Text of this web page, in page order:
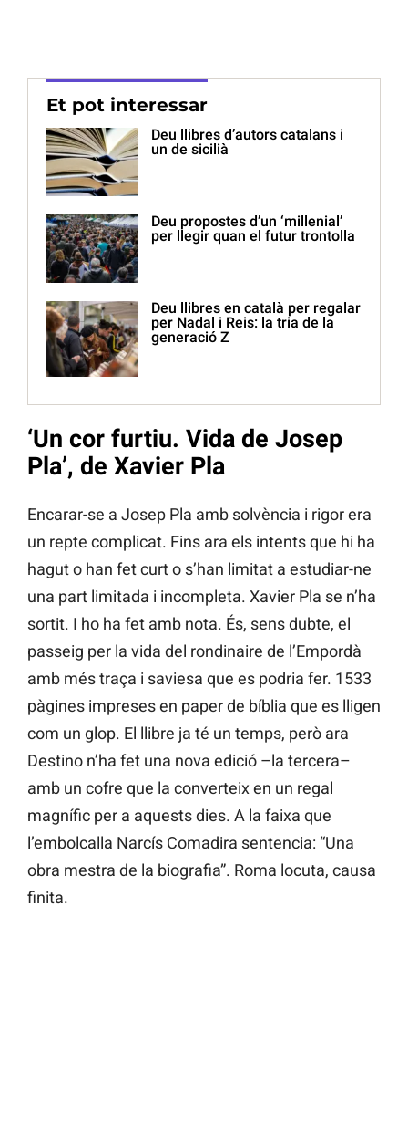
Et pot interessar
Deu llibres d’autors catalans i
un de sicilià
Deu propostes d’un ‘millenial’
per llegir quan el futur trontolla
Deu llibres en català per regalar
per Nadal i Reis: la tria de la
generació Z
‘Un cor furtiu. Vida de Josep
Pla’, de Xavier Pla
Encarar-se a Josep Pla amb solvència i rigor era
un repte complicat. Fins ara els intents que hi ha
hagut o han fet curt o s’han limitat a estudiar-ne
una part limitada i incompleta. Xavier Pla se n’ha
sortit. I ho ha fet amb nota. És, sens dubte, el
passeig per la vida del rondinaire de l’Empordà
amb més traça i saviesa que es podria fer. 1533
pàgines impreses en paper de bíblia que es lligen
com un glop. El llibre ja té un temps, però ara
Destino n’ha fet una nova edició –la tercera–
amb un cofre que la converteix en un regal
magnífic per a aquests dies. A la faixa que
l’embolcalla Narcís Comadira sentencia: “Una
obra mestra de la biografia”. Roma locuta, causa
finita.